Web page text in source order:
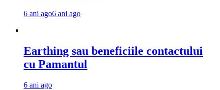
6 ani ago6 ani ago
Earthing sau beneficiile contactului
cu Pamantul
6 ani ago